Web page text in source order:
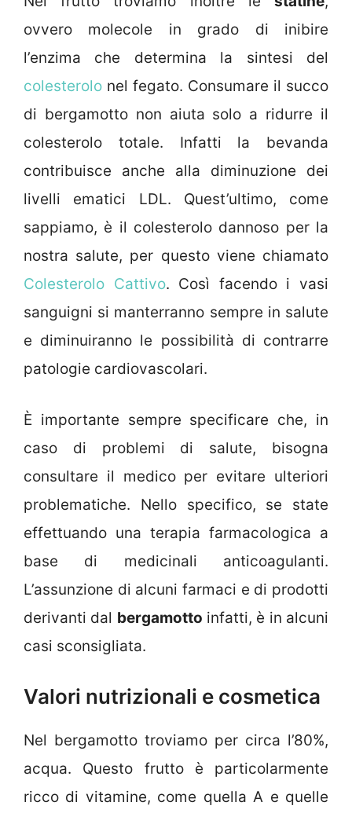
ovvero molecole in grado di inibire
l’enzima che determina la sintesi del
colesterolo nel fegato. Consumare il succo
di bergamotto non aiuta solo a ridurre il
colesterolo totale. Infatti la bevanda
contribuisce anche alla diminuzione dei
livelli ematici LDL. Quest’ultimo, come
sappiamo, è il colesterolo dannoso per la
nostra salute, per questo viene chiamato
Colesterolo Cattivo. Così facendo i vasi
sanguigni si manterranno sempre in salute
e diminuiranno le possibilità di contrarre
patologie cardiovascolari.
È importante sempre specificare che, in
caso di problemi di salute, bisogna
consultare il medico per evitare ulteriori
problematiche. Nello specifico, se state
effettuando una terapia farmacologica a
base di medicinali anticoagulanti.
L’assunzione di alcuni farmaci e di prodotti
derivanti dal bergamotto infatti, è in alcuni
casi sconsigliata.
Valori nutrizionali e cosmetica
Nel bergamotto troviamo per circa l’80%,
acqua. Questo frutto è particolarmente
ricco di vitamine, come quella A e quelle